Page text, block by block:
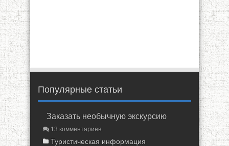
Популярные статьи
Заказать необычную экскурсию
13 комментариев
Туристическая информация